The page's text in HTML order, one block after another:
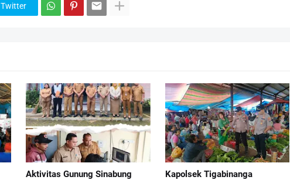
Twitter
Aktivitas Gunung Sinabung
Kapolsek Tigabinanga